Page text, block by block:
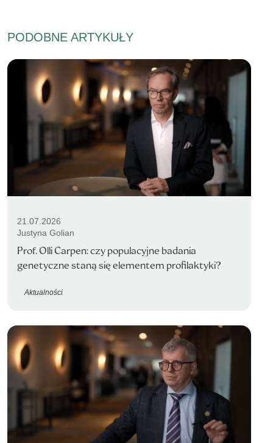
PODOBNE ARTYKUŁY
21.07.2026
Justyna Golian
Prof. Olli Carpen: czy populacyjne badania
genetyczne staną się elementem profilaktyki?
Aktualności